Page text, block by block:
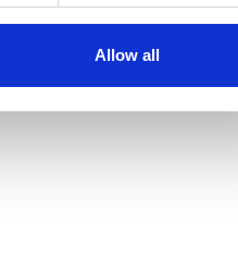
Allow all